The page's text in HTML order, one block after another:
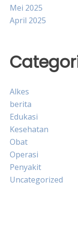
Mei 2025
April 2025
Alkes
berita
Edukasi
Kesehatan
Obat
Operasi
Penyakit
Uncategorized